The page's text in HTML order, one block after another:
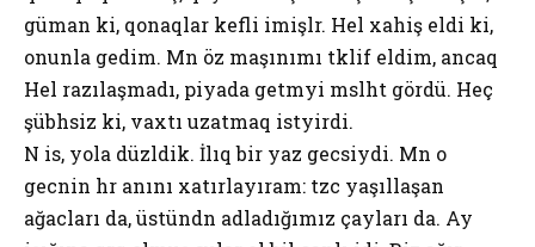
güman ki, qonaqlar kefli imişlәr. Hel xahiş elәdi ki,
onunla gedim. Mәn öz maşınımı tәklif elәdim, ancaq
Hel razılaşmadı, piyada getmәyi mәslәhәt gördü. Heç
şübhәsiz ki, vaxtı uzatmaq istәyirdi.
Nә isә, yola düzәldik. İlıq bir yaz gecәsiydi. Mәn o
gecәnin hәr anını xatırlayıram: tәzәcә yaşıllaşan
ağacları da, üstündәn adladığımız çayları da. Ay